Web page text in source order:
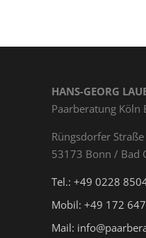
HANS-GEORG
Paarberatung Köln
Rüngs­dor­fer Straße
53173 Bonn / Bad
Tel.: +49 0228
Mobil: +49 172
Mail: